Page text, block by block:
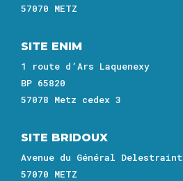
57070 METZ
SITE ENIM
1 route d’Ars Laquenexy
BP 65820
57078 Metz cedex 3
SITE BRIDOUX
Avenue du Général Delestraint
57070 METZ